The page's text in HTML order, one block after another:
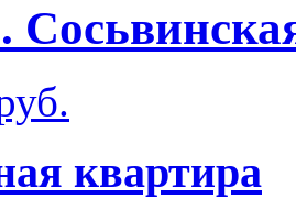
квартира